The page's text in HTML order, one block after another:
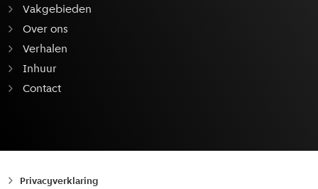
Vakgebieden
Over ons
Verhalen
Inhuur
Contact
Privacyverklaring